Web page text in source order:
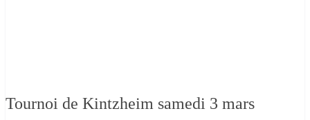
Tournoi de Kintzheim samedi 3 mars